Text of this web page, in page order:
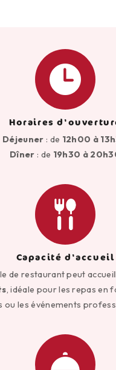
Horaires
Déjeuner : de 12h00 à
Dîner : de 19h30 à
Capacité d'accueil
de restaurant peut
, idéale pour les repas en
ou les événements